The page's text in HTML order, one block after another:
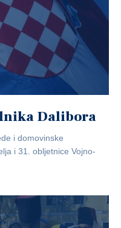
Dalibora
i domovinske
i 31. obljetnice Vojno-